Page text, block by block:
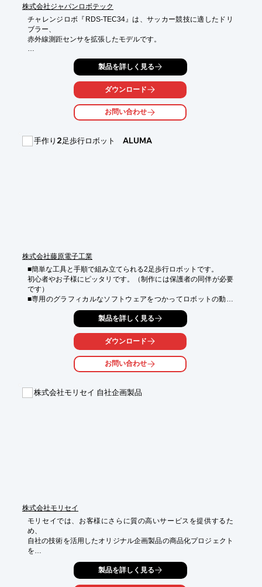
株式会社ジャパンロボテック
チャレンジロボ『RDS-TEC34』は、サッカー競技に適したドリ
ブラー、
赤外線測距センサを拡張したモデルです。
ロボットの構造材にハニカムプレートを使用して軽量化していま
（本体重量640g、電池込み990g）。
また、すべてのモデルに音センサ、明るさセンサ、加速度/ジャイ
スライダーを搭載しており、これらを利用して各種制御を行えま
【製品概要】
製品を詳しく見る
ダウンロード
お問い合わせ
手作り2足歩行ロボット ALUMA
株式会社藤原電子工業
■簡単な工具と手順で組み立てられる2足歩行ロボットです。
初心者やお子様にピッタリです。（制作には保護者の同伴が必要
です）
■専用のグラフィカルなソフトウェアをつかってロボットの動き
を作成し、自分の思い通りの動きを作ることが出来ます。
■藤原電子工業では相撲大会や製作講座の開催を予定していま
す。自分たちで作ったロボットで相撲大会に参加しよう！
製品を詳しく見る
ダウンロード
お問い合わせ
株式会社モリセイ 自社企画製品
株式会社モリセイ
モリセイでは、お客様にさらに質の高いサービスを提供するた
め、
自社の技術を活用したオリジナル企画製品の商品化プロジェクト
を
積極的に進めています。
リードフックのイメージを一新したかわいらしいデザインが高い
製品を詳しく見る